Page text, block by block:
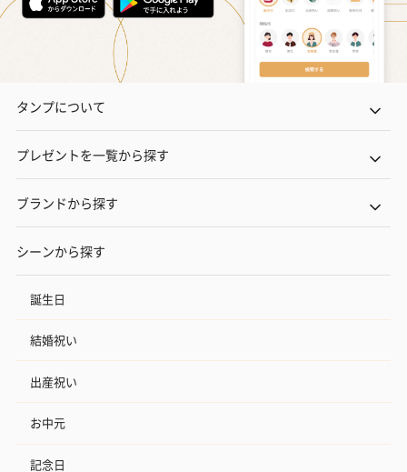
タンプについて
プレゼントを一覧から探す
ブランドから探す
シーンから探す
誕生日
結婚祝い
出産祝い
お中元
記念日